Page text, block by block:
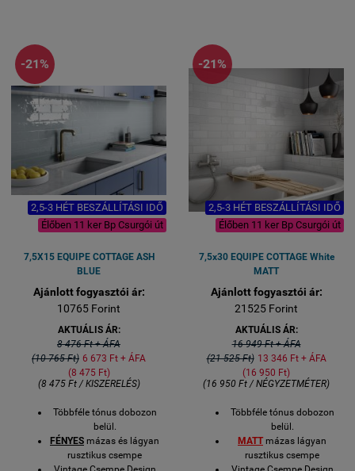
rendelhető alábbiakban.
Házhoz szállítással is
rendelhető alábbiakban.
-21%
2,5-3 HÉT BESZÁLLÍTÁSI IDŐ
Élőben 11 ker Bp Csurgói út
7,5X15 EQUIPE COTTAGE ASH
BLUE
Ajánlott fogyasztói ár:
10765 Forint
AKTUÁLIS ÁR:
8 476 Ft + ÁFA
(10 765 Ft) 6 673 Ft + ÁFA
(8 475 Ft)
(8 475 Ft / KISZERELÉS)
Többféle tónus dobozon
belül.
FÉNYES mázas és lágyan
rusztikus csempe
-21%
2,5-3 HÉT BESZÁLLÍTÁSI IDŐ
Élőben 11 ker Bp Csurgói út
7,5x30 EQUIPE COTTAGE White
MATT
Ajánlott fogyasztói ár:
21525 Forint
AKTUÁLIS ÁR:
16 949 Ft + ÁFA
(21 525 Ft) 13 346 Ft + ÁFA
(16 950 Ft)
(16 950 Ft / NÉGYZETMÉTER)
Többféle tónus dobozon
belül.
MATTmázas lágyan
rusztikus csempe